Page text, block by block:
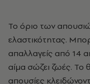
Το όριο των
ελαστικότητας.
απαλλαγείς από 14
αίμα σώζει ζωές. Το
απουσίες